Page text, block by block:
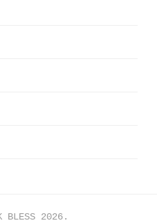
BLESS 2026.